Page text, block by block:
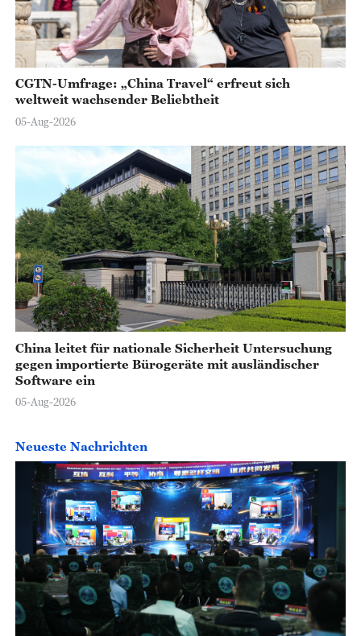
CGTN-Umfrage: „China Travel“ erfreut sich
weltweit wachsender Beliebtheit
05-Aug-2026
China leitet für nationale Sicherheit Untersuchung
gegen importierte Bürogeräte mit ausländischer
Software ein
05-Aug-2026
Neueste Nachrichten